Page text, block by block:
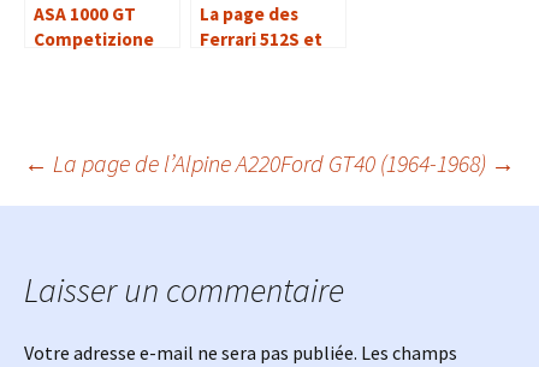
ASA 1000 GT
Competizione
La page des
Ferrari 512S et
Navigation
articles
← La page de l’Alpine A220Ford GT40 (1964-1968) →
Laisser un commentaire
Votre adresse e-mail ne sera pas publiée. Les champs